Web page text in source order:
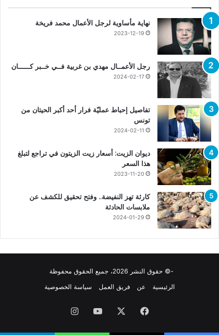
نهاية مأساوية لرجل الأعمال محمد فريخة
2023-12-19
رجل الأعمــال مهدي بن غربية فــي خــبر كــــــان
2024-02-17
تفاصيل إحباط عمليّة فرار أحد أكبر الحيتان من
تونس
2024-02-11
ديوان الزيت: أسعار زيت الزيتون في تراجع لتبلغ
هذا السعر
2023-11-20
كارثة تهز النفيضة.. وفتح تحقيق للكشف عن
ملابسات الحادثة
2024-01-29
-© حقوق النشر 2026، جميع الحقوق محفوظة
الرئيسية
عن فريق العمل سياسة الخصوصية
فيسبوك يوتيوبانستقرام